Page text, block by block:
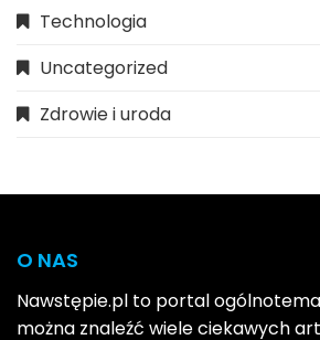
Technologia
Uncategorized
Zdrowie i uroda
O NAS
Nawstępie.pl to portal
można znaleźć wiele ciekawych